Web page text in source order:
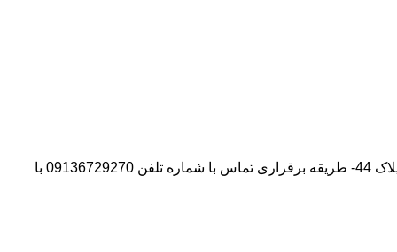
آدرس شرکت:استان تهران- شهر پیشوا- روبروی درب دانشگاه آزاد واحد ورامین – پیشوا – خیابان سروستان- انتهای کوچه سروستان نهم – پلاک 44- طریقه برقراری تماس با شماره تلفن 09136729270 با